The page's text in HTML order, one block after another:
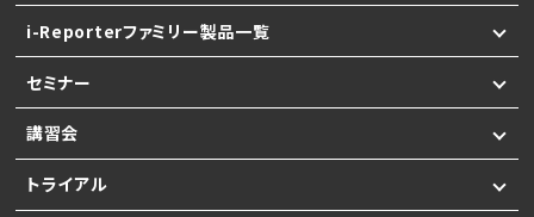
i-Reporterファミリー製品一覧
セミナー
講習会
トライアル